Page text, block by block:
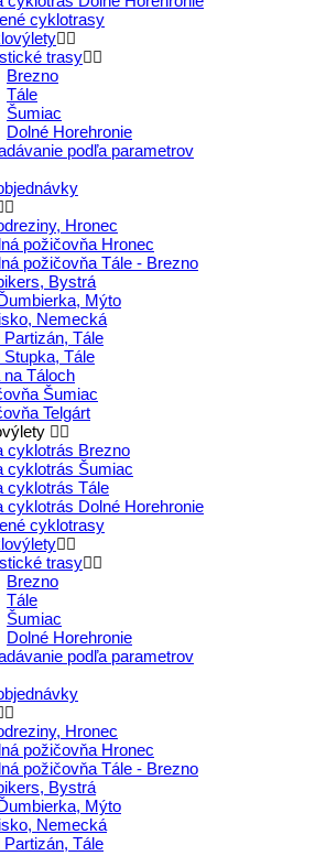
cyklotrasy
trasy
Brezno
Tále
Šumiac
Dolné Horehronie
podľa parametrov
Hronec
požičovňa Hronec
požičovňa Tále - Brezno
Bystrá
Mýto
Nemecká
Partizán, Tále
Stupka, Tále
na Táloch
Šumiac
Telgárt
cyklotrás Brezno
cyklotrás Šumiac
cyklotrás Tále
cyklotrás Dolné Horehronie
cyklotrasy
trasy
Brezno
Tále
Šumiac
Dolné Horehronie
podľa parametrov
Hronec
požičovňa Hronec
požičovňa Tále - Brezno
Bystrá
Mýto
Nemecká
Partizán, Tále